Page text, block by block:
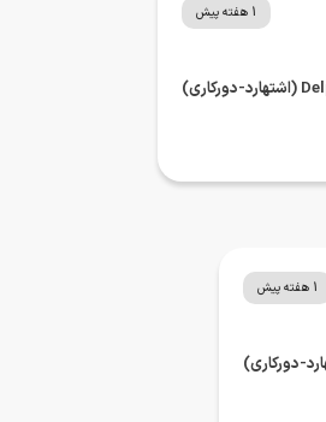
1 هفته پیش
1 هفته پیش